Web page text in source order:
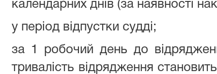
календарних днів (за наявності
у період відпустки судді;
за 1 робочий день до
тривалість відрядження